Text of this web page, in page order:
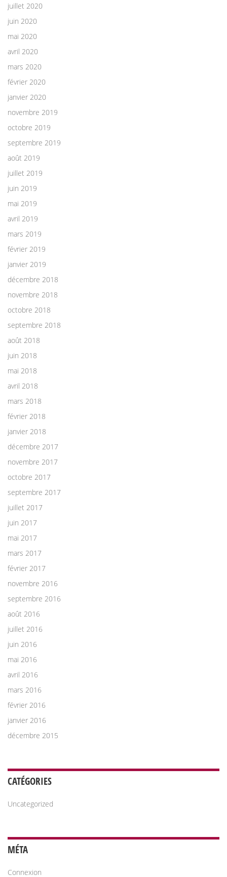
juillet 2020
juin 2020
mai 2020
avril 2020
mars 2020
février 2020
janvier 2020
novembre 2019
octobre 2019
septembre 2019
août 2019
juillet 2019
juin 2019
mai 2019
avril 2019
mars 2019
février 2019
janvier 2019
décembre 2018
novembre 2018
octobre 2018
septembre 2018
août 2018
juin 2018
mai 2018
avril 2018
mars 2018
février 2018
janvier 2018
décembre 2017
novembre 2017
octobre 2017
septembre 2017
juillet 2017
juin 2017
mai 2017
mars 2017
février 2017
novembre 2016
septembre 2016
août 2016
juillet 2016
juin 2016
mai 2016
avril 2016
mars 2016
février 2016
janvier 2016
décembre 2015
CATÉGORIES
Uncategorized
MÉTA
Connexion